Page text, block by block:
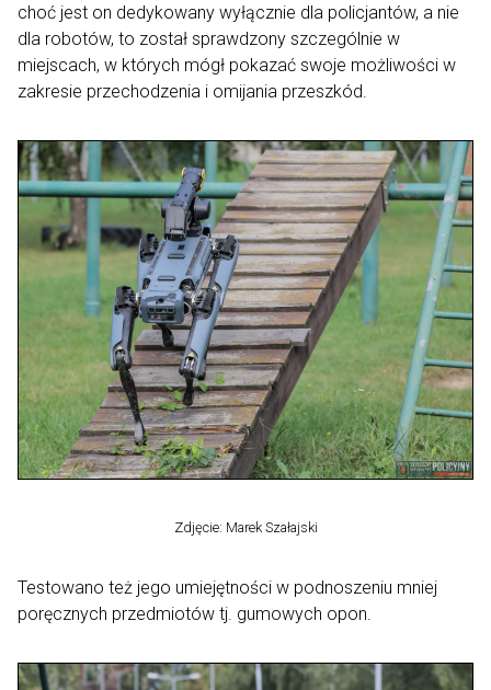
choć jest on dedykowany wyłącznie dla policjantów, a nie
dla robotów, to został sprawdzony szczególnie w
miejscach, w których mógł pokazać swoje możliwości w
zakresie przechodzenia i omijania przeszkód.
Zdjęcie: Marek Szałajski
Testowano też jego umiejętności w podnoszeniu mniej
poręcznych przedmiotów tj. gumowych opon.